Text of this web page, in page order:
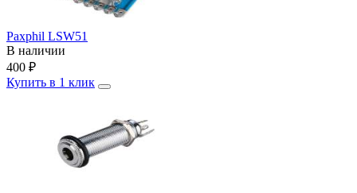
Paxphil LSW51
В наличии
400 ₽
Купить в 1 клик